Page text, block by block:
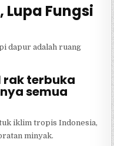
Lupa Fungsi
dapur adalah ruang
rak terbuka
semua
iklim tropis Indonesia,
minyak.